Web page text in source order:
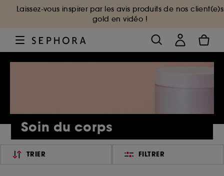
Laissez-vous inspirer par les avis produits de nos client(e)s
gold en vidéo !
Soin du corps
TRIER FILTRER